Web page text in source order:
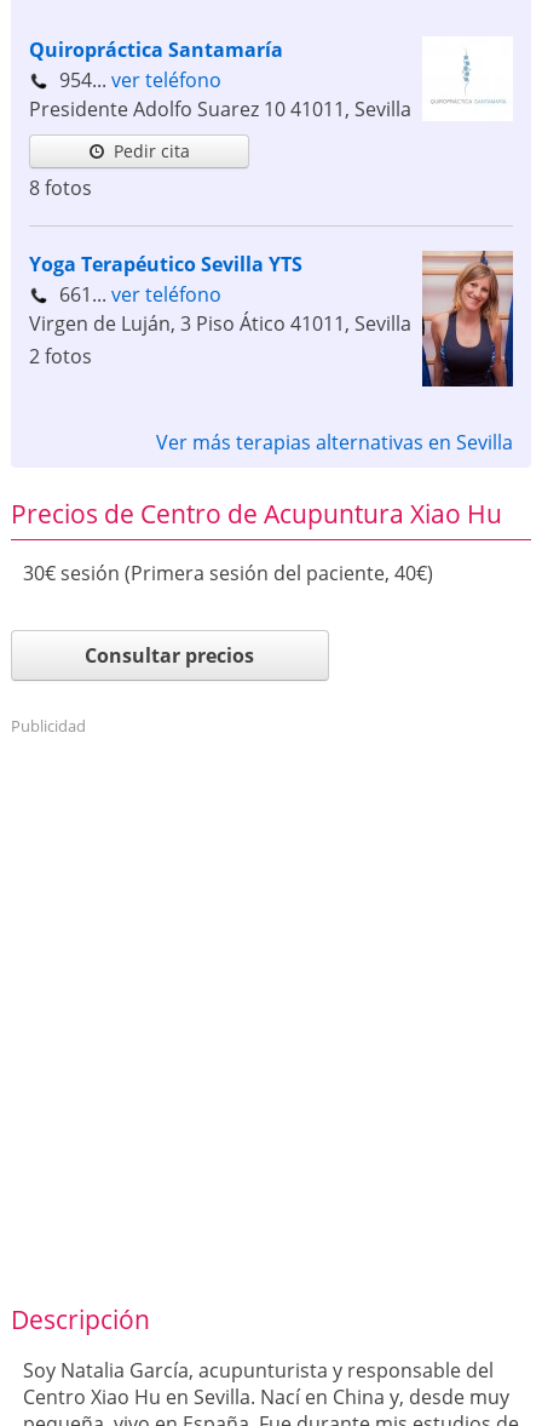
Quiropráctica Santamaría
954... ver teléfono
Presidente Adolfo Suarez 1041011, Sevilla
Pedir cita
8 fotos
Yoga Terapéutico Sevilla YTS
661... ver teléfono
Virgen de Luján, 3 Piso Ático 41011, Sevilla
2 fotos
Ver más terapias alternativas en Sevilla
Precios de Centro de Acupuntura Xiao Hu
30€ sesión (Primera sesión del paciente, 40€)
Consultar precios
Publicidad
Descripción
Soy Natalia García, acupunturista y responsable del
Centro Xiao Hu en Sevilla. Nací en China y, desde muy